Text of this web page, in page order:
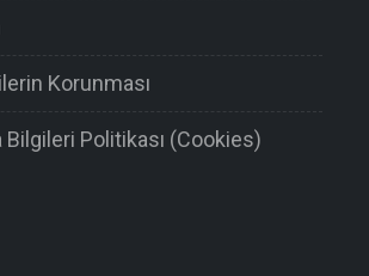
Korunması
Bilgileri Politikası (Cookies)